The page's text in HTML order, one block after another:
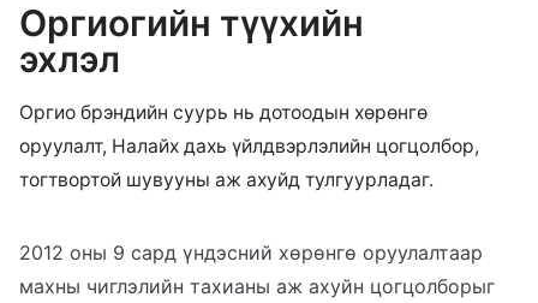
Оргиогийн түүхийн
эхлэл
Оргио брэндийн суурь нь дотоодын хөрөнгө
оруулалт, Налайх дахь үйлдвэрлэлийн цогцолбор,
тогтвортой шувууны аж ахуйд тулгуурладаг.
2012 оны 9 сард үндэсний хөрөнгө оруулалтаар
махны чиглэлийн тахианы аж ахуйн цогцолборыг